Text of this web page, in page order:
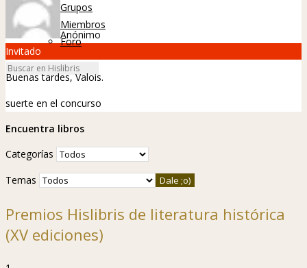
Grupos
Miembros
Foro
Anónimo
Invitado
Buenas tardes, Valois.
suerte en el concurso
Encuentra libros
Categorías
Temas
Premios Hislibris de literatura histórica
(XV ediciones)